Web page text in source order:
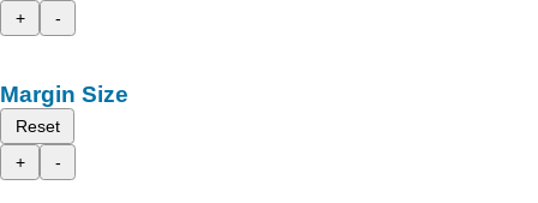
+
-
Margin Size
Reset
+
-